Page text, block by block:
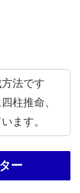
法です
柱推命、
ます。
ー